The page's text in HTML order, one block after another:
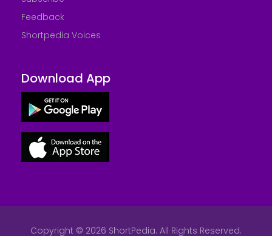
Feedback
Shortpedia Voices
Download App
Copyright © 2026 ShortPedia. All Rights Reserved.